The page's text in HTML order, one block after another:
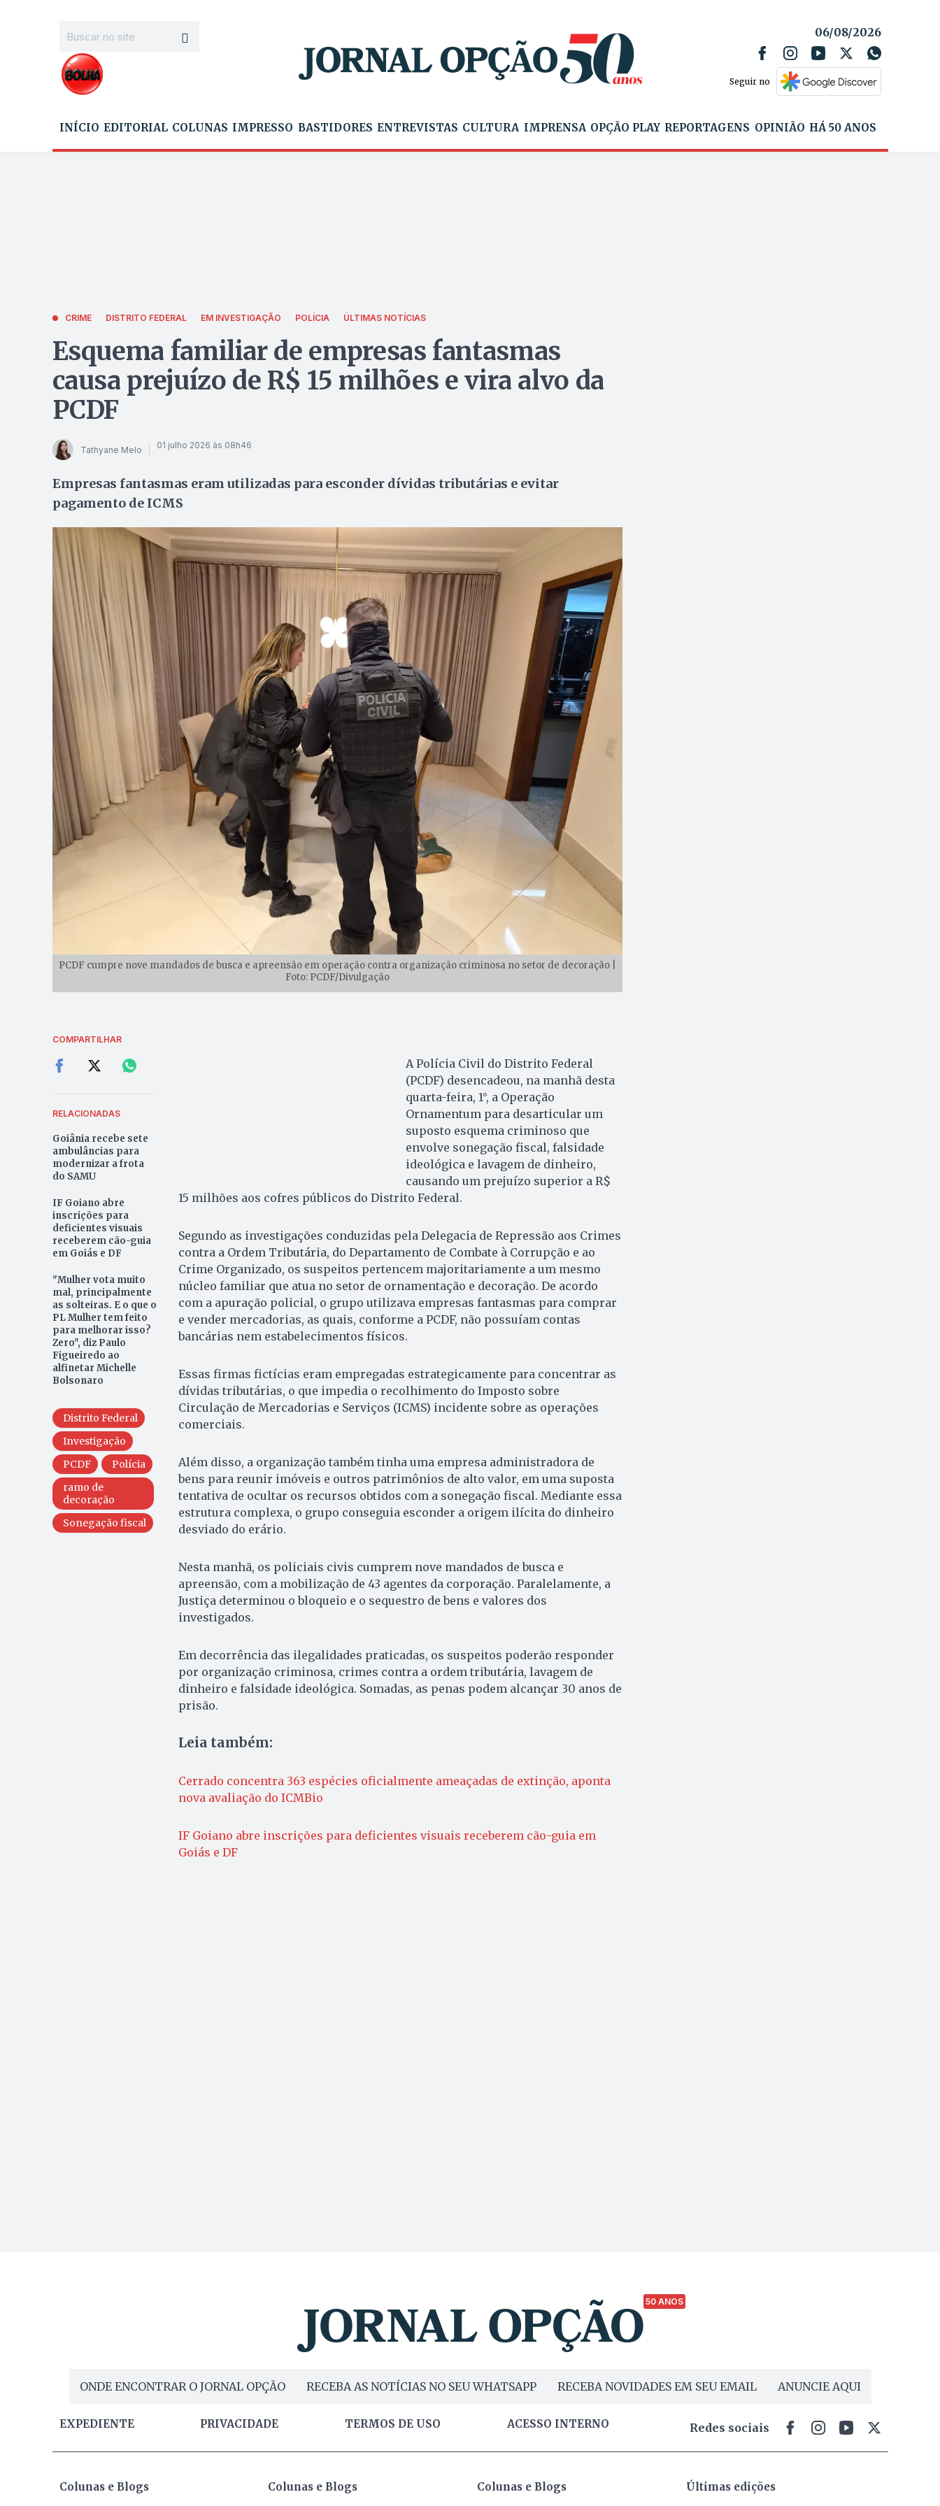
06/08/2026
Seguir no
INÍCIO EDITORIAL COLUNAS IMPRESSO BASTIDORES ENTREVISTAS CULTURA IMPRENSA OPÇÃO PLAY REPORTAGENS OPINIÃO HÁ 50 ANOS
CRIME DISTRITO FEDERAL EM INVESTIGAÇÃO POLÍCIA ÚLTIMAS NOTÍCIAS
Esquema familiar de empresas fantasmas
causa prejuízo de R$ 15 milhões e vira alvo da
PCDF
Tathyane Melo 01 julho 2026 às 08h46
Empresas fantasmas eram utilizadas para esconder dívidas tributárias e evitar
pagamento de ICMS
PCDF cumpre nove mandados de busca e apreensão em operação contra organização criminosa no setor de decoração |
Foto: PCDF/Divulgação
COMPARTILHAR
RELACIONADAS
Goiânia recebe sete
ambulâncias para
modernizar a frota
do SAMU
IF Goiano abre
inscrições para
deficientes visuais
receberem cão-guia
em Goiás e DF
"Mulher vota muito
mal, principalmente
as solteiras. E o que o
PL Mulher tem feito
para melhorar isso?
Zero", diz Paulo
Figueiredo ao
alfinetar Michelle
Bolsonaro
Distrito Federal
Investigação
PCDF
Polícia
ramo de
decoração
Sonegação fiscal
A Polícia Civil do Distrito Federal
(PCDF) desencadeou, na manhã desta
quarta-feira, 1°, a Operação
Ornamentum para desarticular um
suposto esquema criminoso que
envolve sonegação fiscal, falsidade
ideológica e lavagem de dinheiro,
causando um prejuízo superior a R$
15 milhões aos cofres públicos do Distrito Federal.
Segundo as investigações conduzidas pela Delegacia de Repressão aos Crimes
contra a Ordem Tributária, do Departamento de Combate à Corrupção e ao
Crime Organizado, os suspeitos pertencem majoritariamente a um mesmo
núcleo familiar que atua no setor de ornamentação e decoração. De acordo
com a apuração policial, o grupo utilizava empresas fantasmas para comprar
e vender mercadorias, as quais, conforme a PCDF, não possuíam contas
bancárias nem estabelecimentos físicos.
Essas firmas fictícias eram empregadas estrategicamente para concentrar as
dívidas tributárias, o que impedia o recolhimento do Imposto sobre
Circulação de Mercadorias e Serviços (ICMS) incidente sobre as operações
comerciais.
Além disso, a organização também tinha uma empresa administradora de
bens para reunir imóveis e outros patrimônios de alto valor, em uma suposta
tentativa de ocultar os recursos obtidos com a sonegação fiscal. Mediante essa
estrutura complexa, o grupo conseguia esconder a origem ilícita do dinheiro
desviado do erário.
Nesta manhã, os policiais civis cumprem nove mandados de busca e
apreensão, com a mobilização de 43 agentes da corporação. Paralelamente, a
Justiça determinou o bloqueio e o sequestro de bens e valores dos
investigados.
Em decorrência das ilegalidades praticadas, os suspeitos poderão responder
por organização criminosa, crimes contra a ordem tributária, lavagem de
dinheiro e falsidade ideológica. Somadas, as penas podem alcançar 30 anos de
prisão.
Leia também:
Cerrado concentra 363 espécies oficialmente ameaçadas de extinção, aponta
nova avaliação do ICMBio
IF Goiano abre inscrições para deficientes visuais receberem cão-guia em
Goiás e DF
50 ANOS
ONDE ENCONTRAR O JORNAL OPÇÃO RECEBA AS NOTÍCIAS NO SEU WHATSAPP RECEBA NOVIDADES EM SEU EMAIL ANUNCIE AQUI
EXPEDIENTE PRIVACIDADE TERMOS DE USO ACESSO INTERNO Redes sociais
Colunas e Blogs Colunas e Blogs Colunas e Blogs Últimas edições